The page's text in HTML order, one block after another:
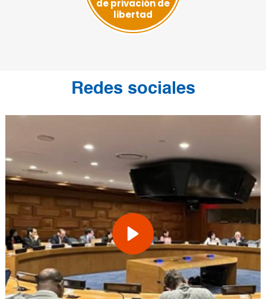
de privación de
libertad
Redes sociales